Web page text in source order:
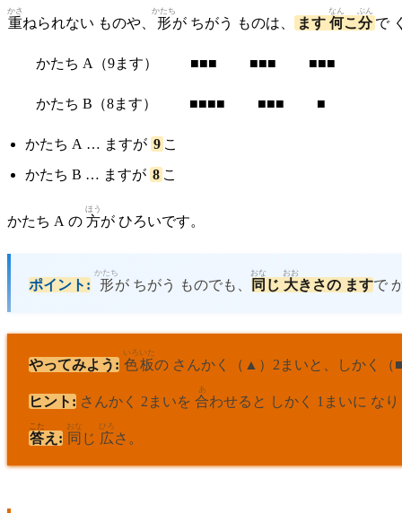
重
かさ
ねられない ものや、 形
かたち
が ちがう ものは、 ます 何
なん
こ 分
ぶん
で
かたち A（9ます） ■■■ ■■■ ■■■
かたち B（8ます） ■■■■ ■■■ ■
かたち A … ますが 9 こ
かたち B … ますが 8 こ
かたち A の 方
ほう
が ひろいです。
ポイント: 形
かたち
が ちがう ものでも、 同
おな
じ 大
おお
きさの ますで
やってみよう: 色
いろ
板
いた
の さんかく（▲）2まいと、しかく（
ヒント: さんかく 2まいを 合
あ
わせると しかく 1まいに なり
答
こた
え: 同
おな
じ 広
ひろ
さ。